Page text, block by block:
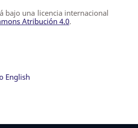
bajo una licencia internacional
Atribución 4.0.
English